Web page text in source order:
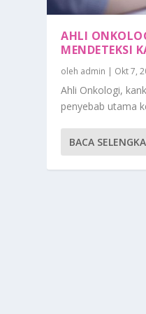
AHLI
MENDETEKSI
oleh admin | Okt 7,
Ahli Onkologi,
penyebab utama
BACA